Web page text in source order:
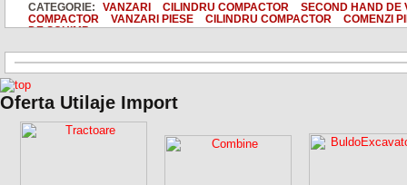
CATEGORIE: VANZARI CILINDRU COMPACTOR
SECOND HAND DE
COMPACTOR
VANZARI PIESE CILINDRU COMPACTOR
COMENZI
DE SCHIMB
Oferta Utilaje Import